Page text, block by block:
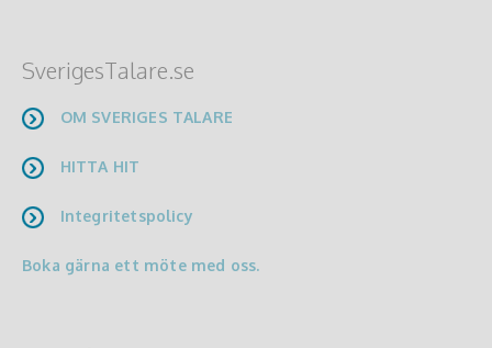
SverigesTalare.se
OM SVERIGES TALARE
HITTA HIT
Integritetspolicy
Boka gärna ett möte med oss.